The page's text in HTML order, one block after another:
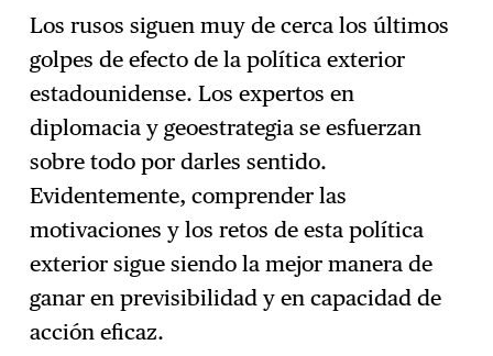
Los rusos siguen muy de cerca los últimos
golpes de efecto de la política exterior
estadounidense. Los expertos en
diplomacia y geoestrategia se esfuerzan
sobre todo por darles sentido.
Evidentemente, comprender las
motivaciones y los retos de esta política
exterior sigue siendo la mejor manera de
ganar en previsibilidad y en capacidad de
acción eficaz.